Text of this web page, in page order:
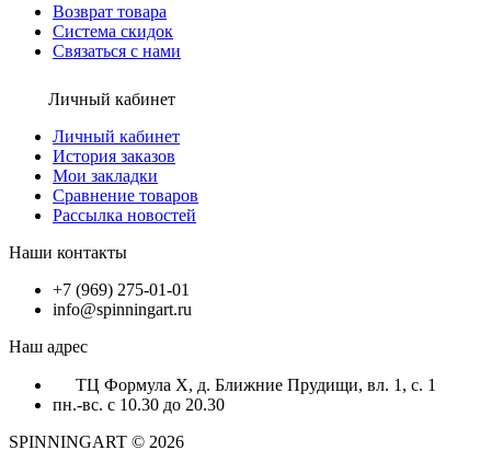
Возврат товара
Система скидок
Связаться с нами
Личный кабинет
Личный кабинет
История заказов
Мои закладки
Сравнение товаров
Рассылка новостей
Наши контакты
+7 (969) 275-01-01
info@spinningart.ru
Наш адрес
ТЦ Формула X, д. Ближние Прудищи, вл. 1, с. 1
пн.-вс. с 10.30 до 20.30
SPINNINGART © 2026